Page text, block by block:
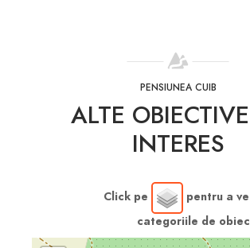
PENSIUNEA CUIB
ALTE
INTERES
Click pe
pentru a
categoriile de